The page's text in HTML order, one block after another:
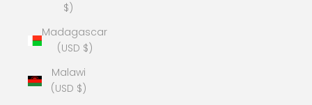
$)
Madagascar
(USD $)
Malawi
(USD $)